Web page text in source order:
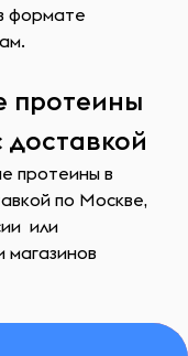
формате
протеины
протеины в
по Москве,
или
магазинов